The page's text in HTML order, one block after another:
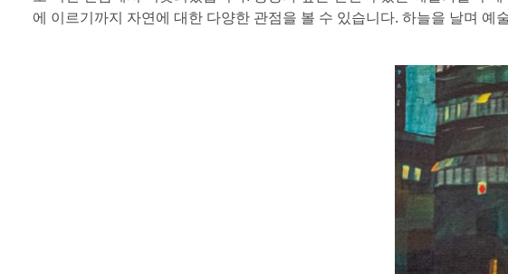
에 이르기까지 자연에 대한 다양한 관점을 볼 수 있습니다. 하늘을 날며 예